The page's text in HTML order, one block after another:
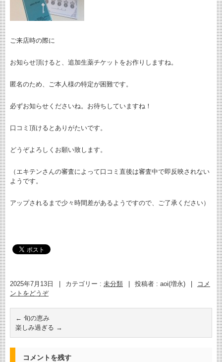
ご来店時の際に
お知らせ頂けると、追加生薬チケットをお作りしますね。
匿名のため、ご本人様の特定が困難です。
必ずお知らせくださいね。お待ちしていますね！
口コミ頂けるとありがたいです。
どうぞよろしくお願い致します。
（エキテンさんの審査によって口コミ直後は審査中で即反映されない
ようです。
アップされるまで少々時間差があるようですので、ご了承ください）
2025年7月13日 カテゴリー : 未分類 投稿者 : aoi(増永)
コメ
ントをどうぞ
← 旬の恵み
楽しみ過ぎる →
コメントを残す